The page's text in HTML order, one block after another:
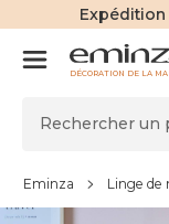
Expédition
DÉCORATION DE LA
Eminza Linge de